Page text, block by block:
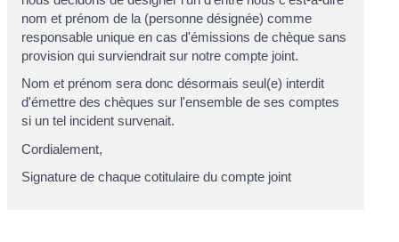
nom et prénom de la (personne désignée) comme
responsable unique en cas d'émissions de chèque sans
provision qui surviendrait sur notre compte joint.
Nom et prénom sera donc désormais seul(e) interdit
d'émettre des chèques sur l'ensemble de ses comptes
si un tel incident survenait.
Cordialement,
Signature de chaque cotitulaire du compte joint